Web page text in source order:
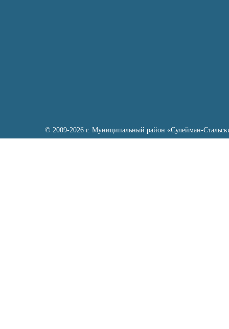
© 2009-2026 г. Муниципальный район «Сулейман-